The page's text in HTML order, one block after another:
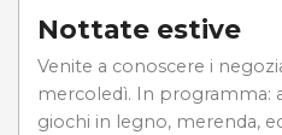
Nottate estive
Venite a conoscere i
mercoledì. In programma:
giochi in legno, merenda,